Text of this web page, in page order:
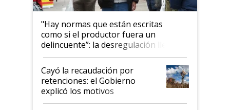
"Hay normas que están escritas
como si el productor fuera un
delincuente”: la desregulación llegó
al Congreso Aapresid y hasta se
habló del financiamiento al IPCVA
Cayó la recaudación por
retenciones: el Gobierno
explicó los motivos